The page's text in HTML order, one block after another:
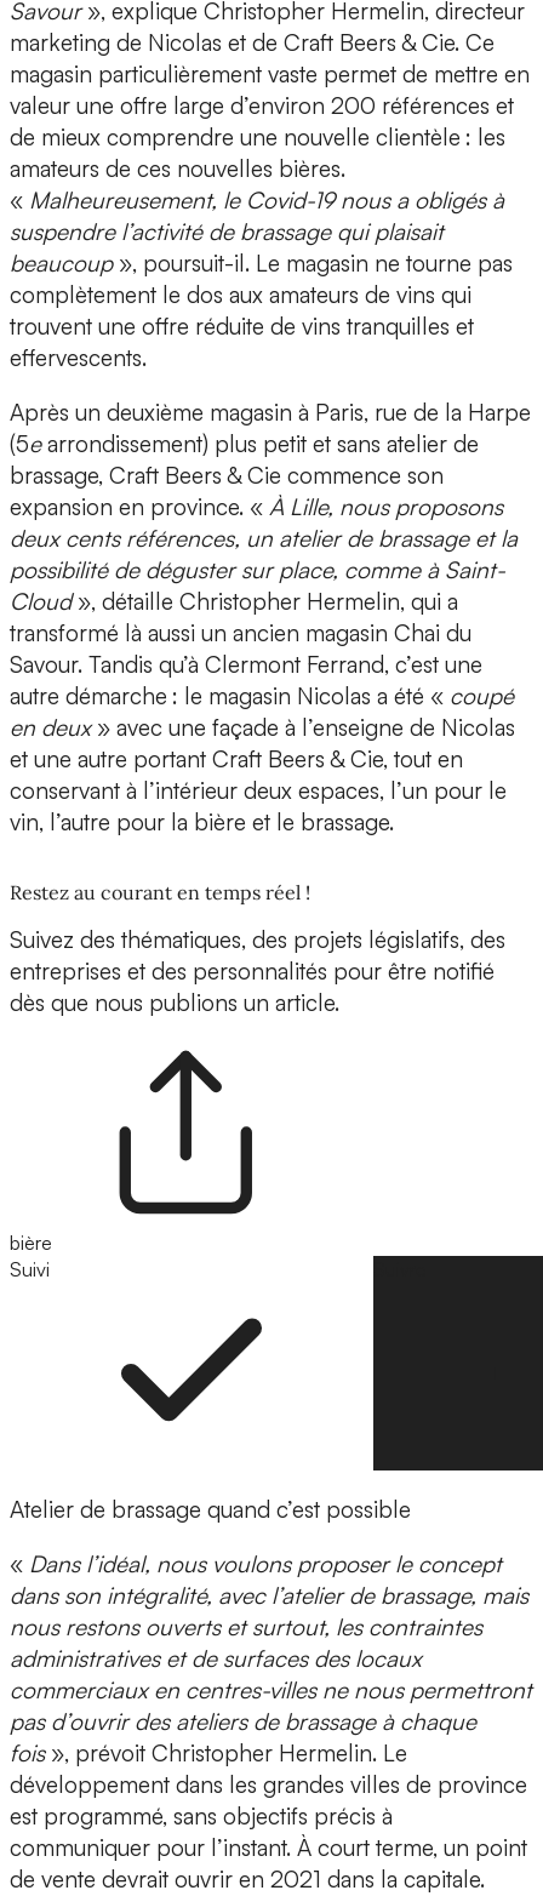
Savour», explique Christopher Hermelin, directeur
marketing de Nicolas et de Craft Beers & Cie. Ce
magasin particulièrement vaste permet de mettre en
valeur une offre large d’environ 200 références et
de mieux comprendre une nouvelle clientèle : les
amateurs de ces nouvelles bières.
« Malheureusement, le Covid-19 nous a obligés à
suspendre l’activité de brassage qui plaisait
beaucoup», poursuit-il. Le magasin ne tourne pas
complètement le dos aux amateurs de vins qui
trouvent une offre réduite de vins tranquilles et
effervescents.
Après un deuxième magasin à Paris, rue de la Harpe
(5earrondissement) plus petit et sans atelier de
brassage, Craft Beers & Cie commence son
expansion en province. « À Lille, nous proposons
deux cents références, un atelier de brassage et la
possibilité de déguster sur place, comme à Saint-
Cloud», détaille Christopher Hermelin, qui a
transformé là aussi un ancien magasin Chai du
Savour. Tandis qu’à Clermont Ferrand, c’est une
autre démarche : le magasin Nicolas a été « coupé
en deux» avec une façade à l’enseigne de Nicolas
et une autre portant Craft Beers & Cie, tout en
conservant à l’intérieur deux espaces, l’un pour le
vin, l’autre pour la bière et le brassage.
Restez au courant en temps réel !
Suivez des thématiques, des projets législatifs, des
entreprises et des personnalités pour être notifié
dès que nous publions un article.
bière
Suivi
Atelier de brassage quand c’est possible
« Dans l’idéal, nous voulons proposer le concept
dans son intégralité, avec l’atelier de brassage, mais
nous restons ouverts et surtout, les contraintes
administratives et de surfaces des locaux
commerciaux en centres-villes ne nous permettront
pas d’ouvrir des ateliers de brassage à chaque
fois», prévoit Christopher Hermelin. Le
développement dans les grandes villes de province
est programmé, sans objectifs précis à
communiquer pour l’instant. À court terme, un point
de vente devrait ouvrir en 2021 dans la capitale.